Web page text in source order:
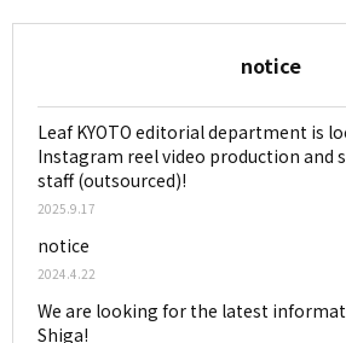
notice
Leaf KYOTO editorial department is
Instagram reel video production and
staff (outsourced)!
2025.9.17
notice
2024.4.22
We are looking for the latest
Shiga!